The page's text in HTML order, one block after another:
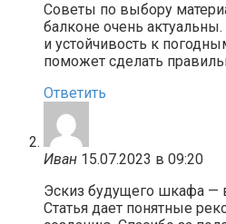
Советы по выбору
балконе очень
и устойчивость к
поможет сделать
Ответить
Иван 15.07.2023 в 09:20
Эскиз будущего шкафа —
Статья дает понятные